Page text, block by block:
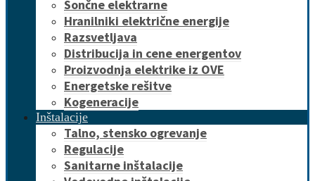
Sončne elektrarne
Hranilniki električne energije
Razsvetljava
Distribucija in cene energentov
Proizvodnja elektrike iz OVE
Energetske rešitve
Kogeneracije
Inštalacije
Talno, stensko ogrevanje
Regulacije
Sanitarne inštalacije